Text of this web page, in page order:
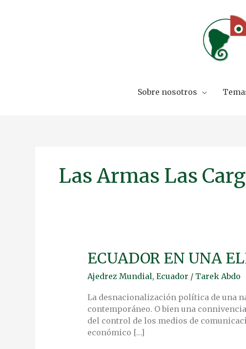
Sobre nosotros
Las Armas Las
ECUADOR EN UNA
Ajedrez Mundial, Ecuador / Tarek Abdo
La desnacionalización política de una
contemporáneo. O bien una
del control de los medios de
económico […]
ECUADOR
EN
UNA
DE
GUERRA
FRÍA